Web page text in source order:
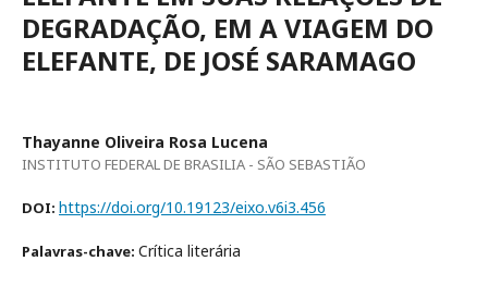
DEGRADAÇÃO, EM A VIAGEM DO
ELEFANTE, DE JOSÉ SARAMAGO
Thayanne Oliveira Rosa Lucena
INSTITUTO FEDERAL DE BRASILIA - SÃO SEBASTIÃO
DOI: https://doi.org/10.19123/eixo.v6i3.456
Palavras-chave: Crítica literária